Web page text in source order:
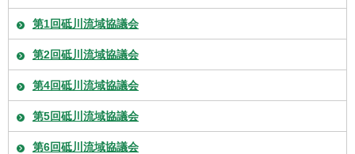
第1回砥川流域協議会
第2回砥川流域協議会
第4回砥川流域協議会
第5回砥川流域協議会
第6回砥川流域協議会